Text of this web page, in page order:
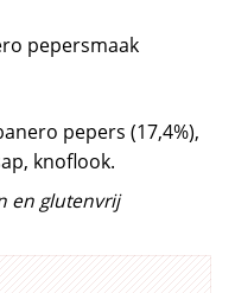
pepersmaak
pepers (17,4%),
knoflook.
en glutenvrij